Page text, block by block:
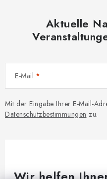
Aktuelle
E-Mail
Mit der Eingabe Ihrer E-Mail-
Datenschutzbestimmungen zu.